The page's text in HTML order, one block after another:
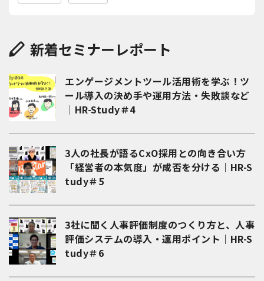
新着セミナーレポート
エンゲージメントツール活用術を学ぶ！ツ
ール導入の決め手や運用方法・失敗談など
｜HR-Study＃4
3人の社長が語るCxO採用との向き合い方
「経営者の本気度」が成否を分ける｜HR-S
tudy＃5
3社に聞く人事評価制度のつくり方と、人事
評価システムの導入・運用ポイント｜HR-S
tudy＃6